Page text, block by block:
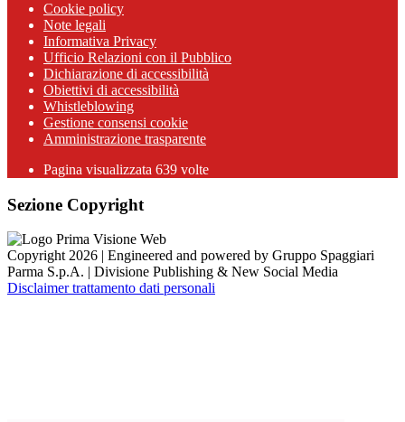
Cookie policy
Note legali
Informativa Privacy
Ufficio Relazioni con il Pubblico
Dichiarazione di accessibilità
Obiettivi di accessibilità
Whistleblowing
Gestione consensi cookie
Amministrazione trasparente
Pagina visualizzata 639 volte
Sezione Copyright
Copyright 2026 | Engineered and powered by Gruppo Spaggiari
Parma S.p.A. | Divisione Publishing & New Social Media
Disclaimer trattamento dati personali